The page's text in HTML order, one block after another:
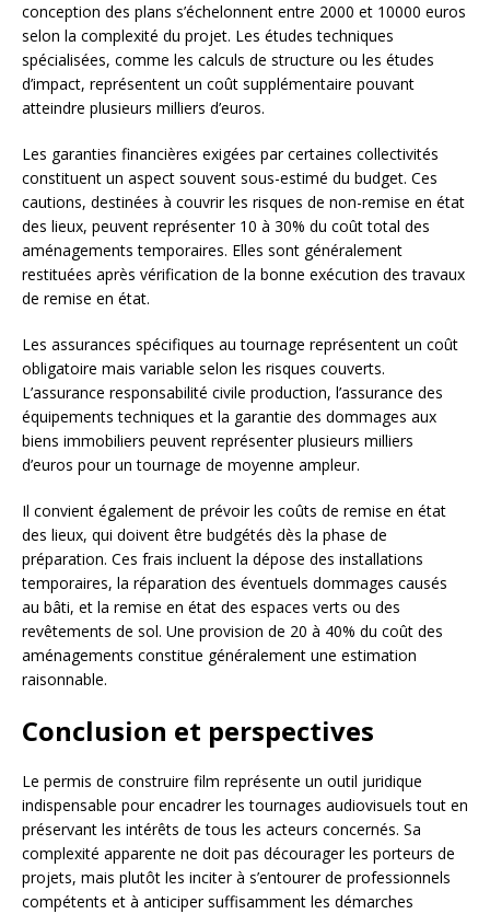
conception des plans s’échelonnent entre 2000 et 10000 euros
selon la complexité du projet. Les études techniques
spécialisées, comme les calculs de structure ou les études
d’impact, représentent un coût supplémentaire pouvant
atteindre plusieurs milliers d’euros.
Les garanties financières exigées par certaines collectivités
constituent un aspect souvent sous-estimé du budget. Ces
cautions, destinées à couvrir les risques de non-remise en état
des lieux, peuvent représenter 10 à 30% du coût total des
aménagements temporaires. Elles sont généralement
restituées après vérification de la bonne exécution des travaux
de remise en état.
Les assurances spécifiques au tournage représentent un coût
obligatoire mais variable selon les risques couverts.
L’assurance responsabilité civile production, l’assurance des
équipements techniques et la garantie des dommages aux
biens immobiliers peuvent représenter plusieurs milliers
d’euros pour un tournage de moyenne ampleur.
Il convient également de prévoir les coûts de remise en état
des lieux, qui doivent être budgétés dès la phase de
préparation. Ces frais incluent la dépose des installations
temporaires, la réparation des éventuels dommages causés
au bâti, et la remise en état des espaces verts ou des
revêtements de sol. Une provision de 20 à 40% du coût des
aménagements constitue généralement une estimation
raisonnable.
Conclusion et perspectives
Le permis de construire film représente un outil juridique
indispensable pour encadrer les tournages audiovisuels tout en
préservant les intérêts de tous les acteurs concernés. Sa
complexité apparente ne doit pas décourager les porteurs de
projets, mais plutôt les inciter à s’entourer de professionnels
compétents et à anticiper suffisamment les démarches